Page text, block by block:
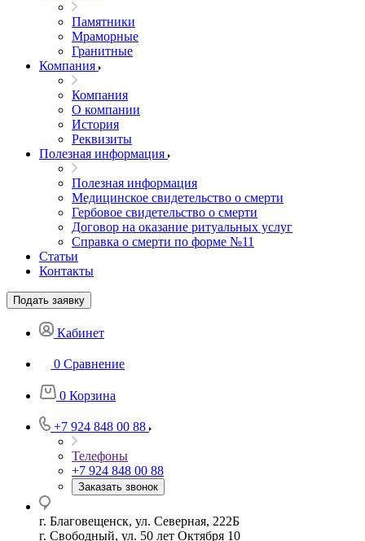
Памятники
Мраморные
Гранитные
Компания
Компания
О компании
История
Реквизиты
Полезная информация
Полезная информация
Медицинское свидетельство о смерти
Гербовое свидетельство о смерти
Договор на оказание ритуальных услуг
Справка о смерти по форме №11
Статьи
Контакты
Подать заявку
Кабинет
0 Сравнение
0 Корзина
+7 924 848 00 88
Телефоны
+7 924 848 00 88
Заказать звонок
г. Благовещенск, ул. Северная, 222Б
г. Свободный, ул. 50 лет Октября 10